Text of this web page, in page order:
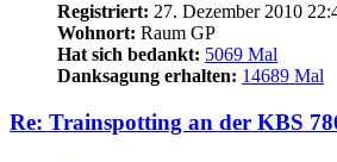
Registriert: 27. Dezember 2010
Wohnort: Raum GP
Hat sich bedankt: 5069 Mal
Danksagung erhalten: 14689 Mal
Re: Trainspotting an der KBS